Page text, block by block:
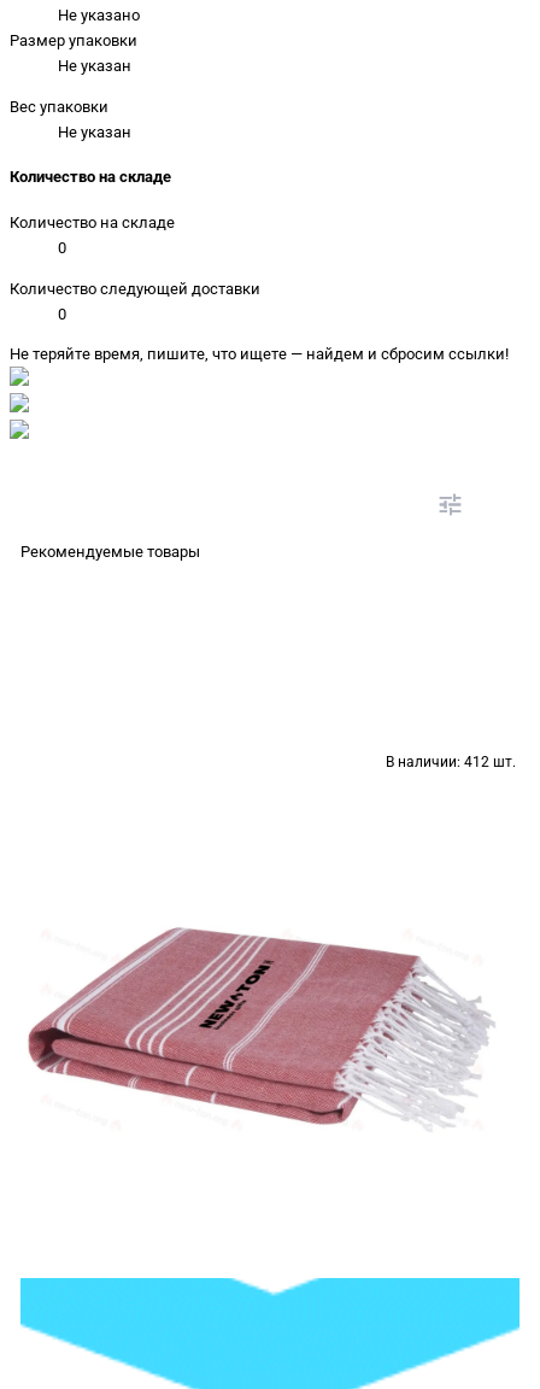
Не указано
Размер упаковки
Не указан
Вес упаковки
Не указан
Количество на складе
Количество на складе
0
Количество следующей доставки
0
Не теряйте время, пишите, что ищете — найдем и сбросим ссылки!
Рекомендуемые товары
В наличии: 412 шт.